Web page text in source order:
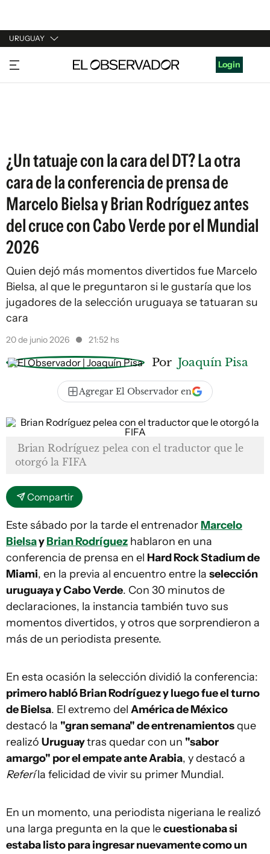
URUGUAY
URUGUAY
ARGENTINA
Login
¿Un tatuaje con la cara del DT? La otra
cara de la conferencia de prensa de
Marcelo Bielsa y Brian Rodríguez antes
del cruce con Cabo Verde por el Mundial
2026
Quien dejó más momentos divertidos fue Marcelo
Bielsa, al que le preguntaron si le gustaría que los
jugadores de la selección uruguaya se tatuaran su
cara
20 de junio 2026 21:52 hs
Por Joaquín Pisa
Agregar El Observador en
Brian Rodríguez pelea con el traductor que le
otorgó la FIFA
Compartir
Este sábado por la tarde el entrenadorMarcelo
BielsayBrian Rodríguez hablaron en una
conferencia de prensa en el Hard Rock Stadium de
Miami, en la previa al encuentro entre la selección
uruguaya y Cabo Verde. Con 30 minutos de
declaraciones, la instancia también tuvo sus
momentos divertidos, y otros que sorprendieron a
más de un periodista presente.
En esta ocasión la selección dividió la conferencia:
primero habló Brian Rodríguez y luego fue el turno
de Bielsa. El extremo del América de México
destacó la "gran semana" de entrenamientosque
realizó Uruguaytras quedar con un "sabor
amargo" por el empate ante Arabia, y destacó a
Referíla felicidad de vivir su primer Mundial.
En un momento, una periodista nigeriana le realizó
una larga pregunta en la que lecuestionaba si
estaba listo para ingresar nuevamente como un